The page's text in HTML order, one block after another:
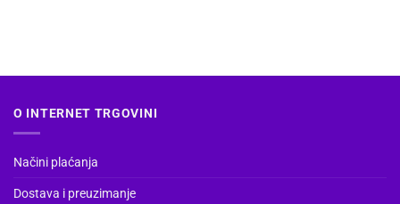
O INTERNET TRGOVINI
Načini plaćanja
Dostava i preuzimanje